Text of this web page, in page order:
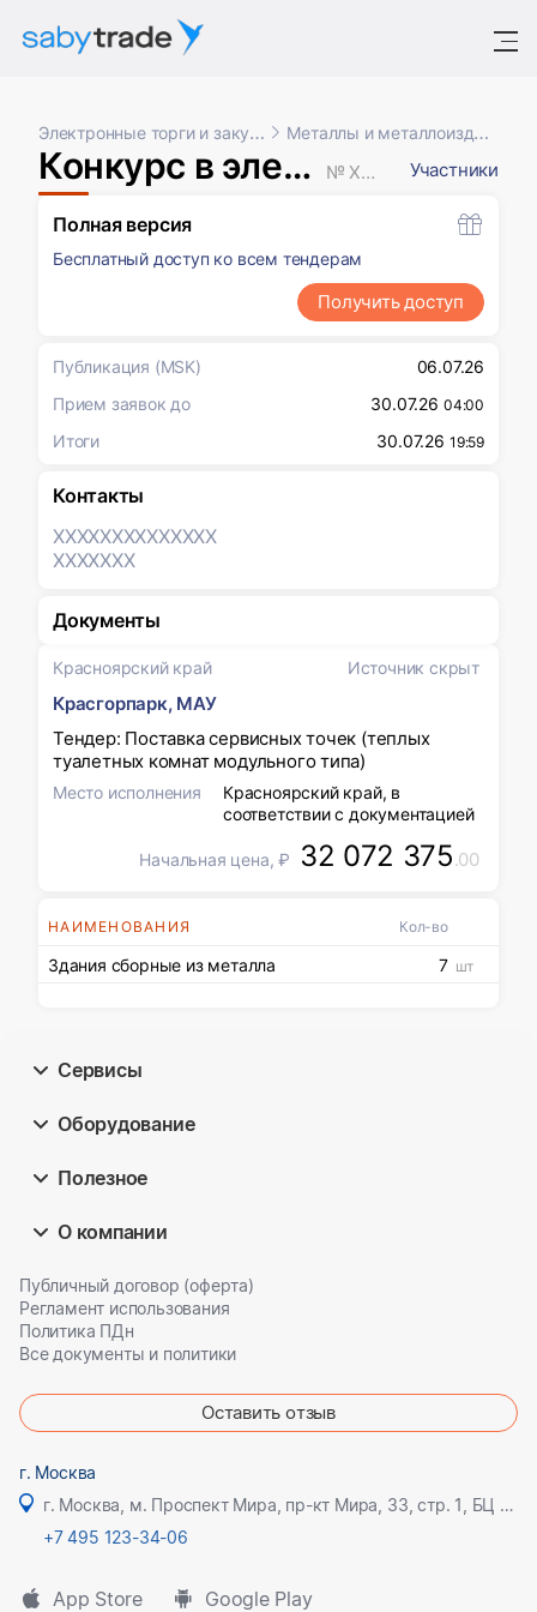
Электронные торги и закупки Металлы и металлоизделия
Конкурс в электронной форме № XXXXXXX Участники
Красноярский край Источник скрыт
Красгорпарк, МАУ
Тендер: Поставка сервисных точек (теплых
туалетных комнат модульного типа)
Место исполнения
Красноярский край, в
соответствии с документацией
Начальная цена, ₽ 32 072 375.00
НАИМЕНОВАНИЯ Кол-во
Здания сборные из металла 7 шт
Полная версия
Бесплатный доступ ко всем тендерам
Получить доступ
Публикация (MSK)
06.07.26
Прием заявок до
30.07.26 04:00
Итоги 30.07.26 19:59
Контакты
XXXXXXXXXXXXXX
XXXXXXX
Документы
Сервисы
Оборудование
Полезное
О компании
Публичный договор (оферта)
Регламент использования
Политика ПДн
Все документы и политики
Оставить отзыв
г. Москва
г. Москва, м. Проспект Мира, пр-кт Мира, 33, стр. 1, БЦ Олимпик плаза
+7 495 123-34-06
App Store Google Play